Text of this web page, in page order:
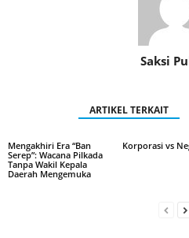
Saksi
ARTIKEL TERKAIT
Mengakhiri Era “Ban
Serep”: Wacana Pilkada
Tanpa Wakil Kepala
Daerah Mengemuka
Korporasi vs